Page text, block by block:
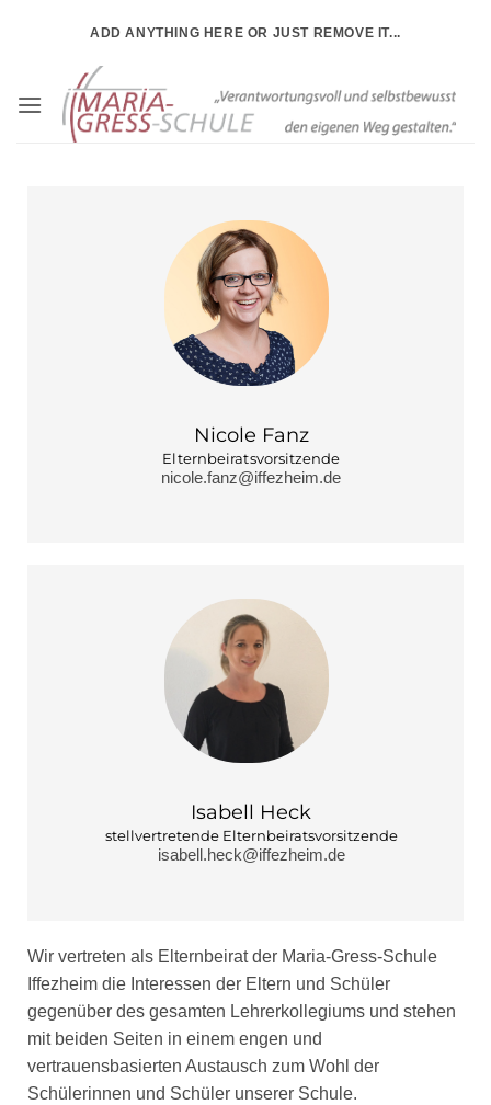
ADD ANYTHING HERE OR JUST REMOVE IT...
Nicole Fanz
Elternbeiratsvorsitzende
nicole.fanz@iffezheim.de
Isabell Heck
stellvertretende Elternbeiratsvorsitzende
isabell.heck@iffezheim.de
Wir vertreten als Elternbeirat der Maria-Gress-Schule
Iffezheim die Interessen der Eltern und Schüler
gegenüber des gesamten Lehrerkollegiums und stehen
mit beiden Seiten in einem engen und
vertrauensbasierten Austausch zum Wohl der
Schülerinnen und Schüler unserer Schule.